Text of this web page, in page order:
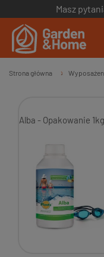
Masz
Strona główna »
Alba - Opakowanie 1kg